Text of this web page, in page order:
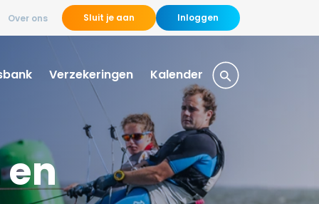
Over ons Sluit je aan Inloggen
Verzekeringen Kalender